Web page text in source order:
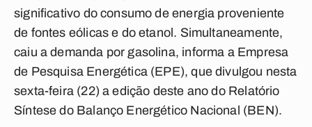
significativo do consumo de energia proveniente
de fontes eólicas e do etanol. Simultaneamente,
caiu a demanda por gasolina, informa a Empresa
de Pesquisa Energética (EPE), que divulgou nesta
sexta-feira (22) a edição deste ano do Relatório
Síntese do Balanço Energético Nacional (BEN).